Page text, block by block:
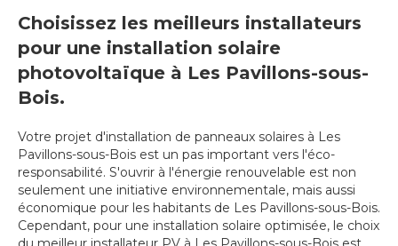
Choisissez les meilleurs installateurs
pour une installation solaire
photovoltaïque à Les Pavillons-sous-
Bois.
Votre projet d'installation de panneaux solaires à Les
Pavillons-sous-Bois est un pas important vers l'éco-
responsabilité. S'ouvrir à l'énergie renouvelable est non
seulement une initiative environnementale, mais aussi
économique pour les habitants de Les Pavillons-sous-Bois.
Cependant, pour une installation solaire optimisée, le choix